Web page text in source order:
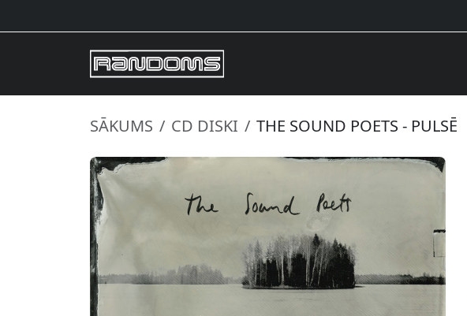
SĀKUMS CD DISKI THE SOUND POETS - PULSĒ